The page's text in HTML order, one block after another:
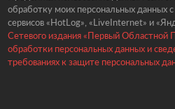
обработку моих персональных данных
сервисов «HotLog», «LiveInternet» и
Сетевого издания «Первый Областной
обработки персональных данных и
требованиях к защите персональных